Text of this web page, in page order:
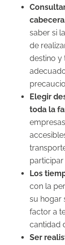
saber si
de
destino y
Elegir
toda la
Los
con la
su hogar
factor a
cantidad
Ser